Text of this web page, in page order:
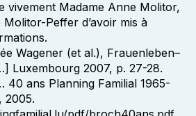
vivement Madame Anne Molitor,
Peffer d’avoir mis à
Wagener (et al.), Frauenleben–
Luxembourg 2007, p. 27-28.
40 ans Planning Familial 1965-
2005.